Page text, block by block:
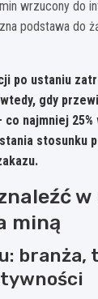
wrzucony do
podstawa do
po ustaniu
gdy
co najmniej 25%
stosunku
miną